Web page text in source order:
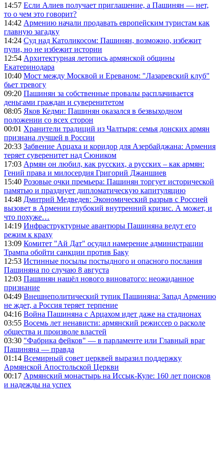
14:57 Если Алиев получает приглашение, а Пашинян — нет,
то о чем это говорит?
14:42 Армению начали продавать европейским туристам как
главную загадку
14:24 Суд над Католикосом: Пашинян, возможно, избежит
пули, но не избежит истории
12:54 Архитектурная летопись армянской общины
Екатеринодара
10:40 Мост между Москвой и Ереваном: "Лазаревский клуб"
бьет тревогу
09:20 Пашинян за собственные провалы расплачивается
деньгами граждан и суверенитетом
08:05 Яков Кедми: Пашинян оказался в безвыходном
положении со всех сторон
00:01 Хранители традиций из Чалтыря: семья донских армян
признана лучшей в России
20:33 Забвение Арцаха и коридор для Азербайджана: Армения
теряет суверенитет над Сюником
17:03 Армян он любил, как русских, а русских – как армян:
Гений права и милосердия Григорий Джаншиев
15:40 Розовые очки премьера: Пашинян торгует исторической
памятью и празднует дипломатическую капитуляцию
14:48 Дмитрий Медведев: Экономический разрыв с Россией
вызовет в Армении глубокий внутренний кризис. А может, и
что похуже…
14:19 Инфраструктурные авантюры Пашиняна ведут его
режим к краху
13:09 Комитет "Ай Дат" осудил намерение администрации
Трампа обойти санкции против Баку
12:53 Истинные посылы постыдного и опасного послания
Пашиняна по случаю 8 августа
12:03 Пашинян нашёл нового виноватого: неожиданное
признание
04:49 Внешнеполитический тупик Пашиняна: Запад Армению
не ждет, а Россия теряет терпение
04:16 Война Пашиняна с Арцахом идет даже на стадионах
03:55 Восемь лет ненависти: армянский режиссер о расколе
общества и произволе властей
03:30 "Фабрика фейков" — в парламенте или Главный враг
Пашиняна — правда
01:14 Всемирный совет церквей выразил поддержку
Армянской Апостольской Церкви
00:17 Армянский монастырь на Иссык-Куле: 160 лет поисков
и надежды на успех